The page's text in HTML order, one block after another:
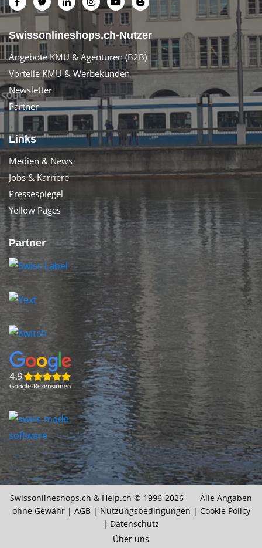
Swissonlineshops.ch-Nutzer
Angebote KMU & Agenturen (B2B)
Vorteile KMU & Werbekunden
Newsletter
Partner
Links
Medien & News
Jobs & Karriere
Pressespiegel
Yellow Pages
Partner
Swissonlineshops.ch & Help.ch © 1996-2026 Alle Angaben
ohne Gewähr | AGB| Nutzungsbedingungen | Cookie Policy
| Datenschutz
Über uns